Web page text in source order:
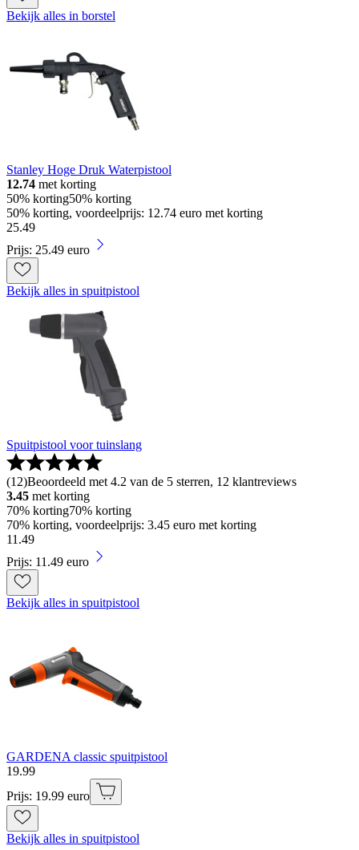
Bekijk alles in borstel
Stanley Hoge Druk Waterpistool
12.74 met korting
50% korting50% korting
50% korting, voordeelprijs: 12.74 euro met korting
25.49
Prijs: 25.49 euro
Bekijk alles in spuitpistool
Spuitpistool voor tuinslang
(12)Beoordeeld met 4.2 van de 5 sterren, 12 klantreviews
3.45 met korting
70% korting70% korting
70% korting, voordeelprijs: 3.45 euro met korting
11 .49
Prijs: 11.49 euro
Bekijk alles in spuitpistool
GARDENA classic spuitpistool
19.99
Prijs: 19.99 euro
Bekijk alles in spuitpistool